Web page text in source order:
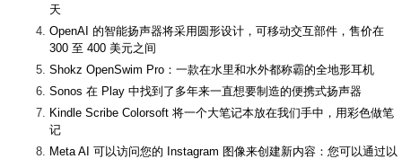
天
OpenAI 的智能扬声器将采用圆形设计，可移动交互部件，售价在
300 至 400 美元之间
Shokz OpenSwim Pro：一款在水里和水外都称霸的全地形耳机
Sonos 在 Play 中找到了多年来一直想要制造的便携式扬声器
Kindle Scribe Colorsoft 将一个大笔记本放在我们手中，用彩色做笔
记
Meta AI 可以访问您的 Instagram 图像来创建新内容：您可以通过以